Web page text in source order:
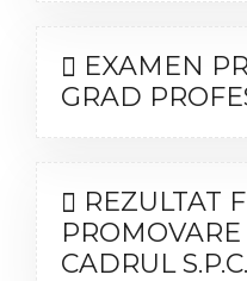
EXAMEN
GRAD
REZULTAT
CADRUL